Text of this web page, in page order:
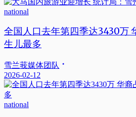
national
全国人口去年第四季达3430万
生儿最多
雪兰莪媒体团队
2026-02-12
national